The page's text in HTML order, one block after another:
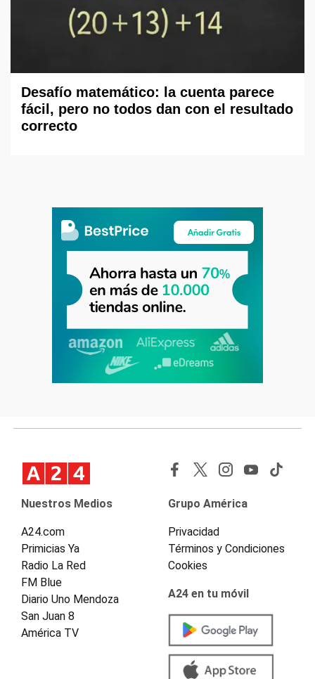
Desafío matemático: la cuenta parece
fácil, pero no todos dan con el resultado
correcto
Nuestros Medios
A24.com
Primicias Ya
Radio La Red
FM Blue
Diario Uno Mendoza
San Juan 8
América TV
Grupo América
Privacidad
Términos y Condiciones
Cookies
A24 en tu móvil